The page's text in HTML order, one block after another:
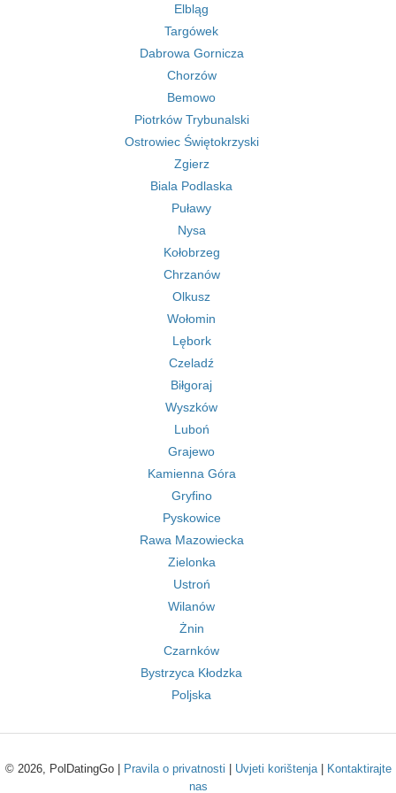
Elbląg
Targówek
Dabrowa Gornicza
Chorzów
Bemowo
Piotrków Trybunalski
Ostrowiec Świętokrzyski
Zgierz
Biala Podlaska
Puławy
Nysa
Kołobrzeg
Chrzanów
Olkusz
Wołomin
Lębork
Czeladź
Biłgoraj
Wyszków
Luboń
Grajewo
Kamienna Góra
Gryfino
Pyskowice
Rawa Mazowiecka
Zielonka
Ustroń
Wilanów
Żnin
Czarnków
Bystrzyca Kłodzka
Poljska
© 2026, PolDatingGo | Pravila o privatnosti Uvjeti korištenja|
Kontaktirajte
nas